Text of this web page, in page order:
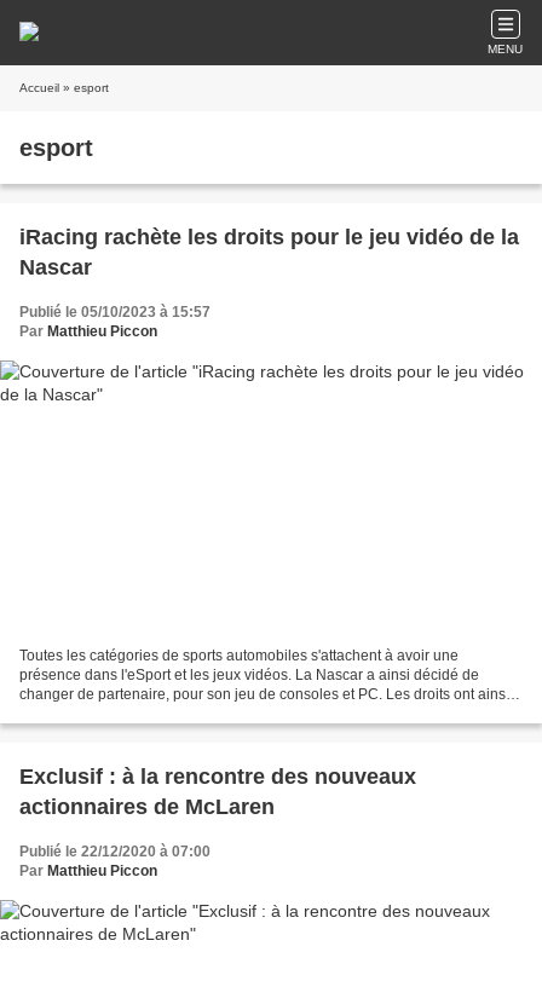
MENU
Accueil » esport
esport
iRacing rachète les droits pour le jeu vidéo de la
Nascar
Publié le 05/10/2023 à 15:57
Par Matthieu Piccon
Toutes les catégories de sports automobiles s'attachent à avoir une
présence dans l'eSport et les jeux vidéos. La Nascar a ainsi décidé de
changer de partenaire, pour son jeu de consoles et PC. Les droits ont ainsi
Exclusif : à la rencontre des nouveaux
actionnaires de McLaren
Publié le 22/12/2020 à 07:00
Par Matthieu Piccon